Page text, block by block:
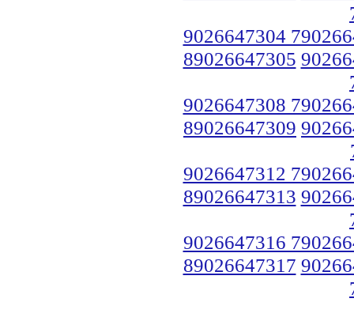
9026647304
89026647305
9026647308
89026647309
9026647312
89026647313
9026647316
89026647317